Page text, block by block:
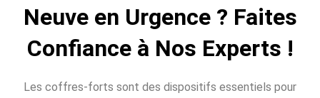
Neuve en Urgence ? Faites
Confiance à Nos Experts !
Les coffres-forts sont des dispositifs essentiels pour